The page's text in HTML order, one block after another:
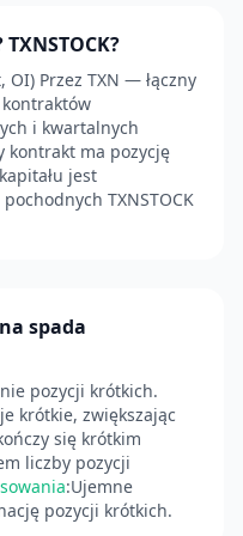
Przez TXN — łączny
i kwartalnych
kontrakt ma pozycję
jest
TXNSTOCK
spada
pozycji krótkich.
krótkie, zwiększając
się krótkim
liczby pozycji
:Ujemne
pozycji krótkich.